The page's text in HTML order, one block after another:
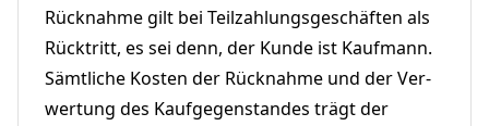
Rücknahme gilt bei Teilzahlungsgeschäften als
Rücktritt, es sei denn, der Kunde ist Kaufmann.
Sämtliche Kosten der Rücknahme und der Ver-
wertung des Kaufgegenstandes trägt der